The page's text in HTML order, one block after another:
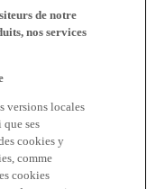
de notre
nos services
versions locales
ses
cookies y
comme
cookies